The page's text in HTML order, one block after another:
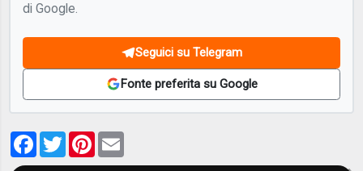
di Google.
Seguici su Telegram
Fonte preferita su Google
Facebook
TwitterPinterest